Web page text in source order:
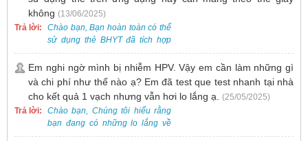
không (13/06/2025)
Trả lời:
Chào bạn, Bạn hoàn toàn có thể
sử dụng thẻ BHYT đã tích hợp
trên ứng dụng VssID khi đến
khám và không cần mang theo
thẻ giấy.
Em nghi ngờ mình bị nhiễm HPV. Vậy em cần làm những gì
và chi phí như thế nào ạ? Em đã test que test nhanh tại nhà
cho kết quả 1 vạch nhưng vẫn hơi lo lắng ạ. (25/05/2025)
Trả lời:
Chào bạn, Chúng tôi hiểu rằng
bạn đang có những lo lắng về
nguy cơ nhiễm HPV. Tại Bệnh